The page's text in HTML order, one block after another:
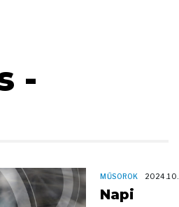
-
MŰSOROK
Napi